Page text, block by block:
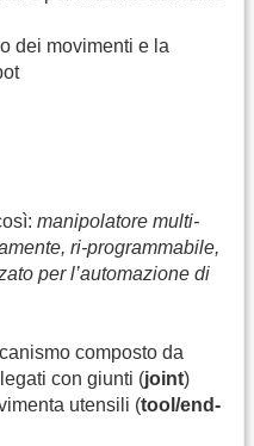
dei movimenti e la
manipolatore multi-
ri-programmabile,
per l’automazione di
composto da
con giunti (joint)
utensili (tool/end-